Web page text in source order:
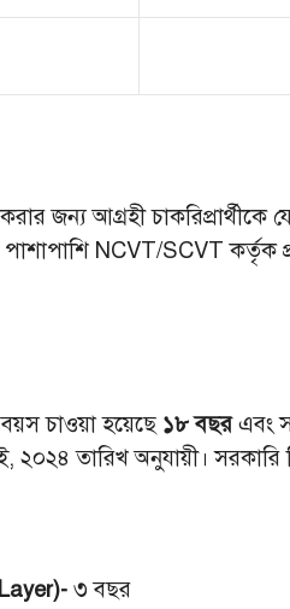
জন্য আগ্রহী চাকরিপ্রার্থীকে
NCVT/SCVT কর্তৃক
চাওয়া হয়েছে ১৮ বছরএবং
তারিখ অনুযায়ী। সরকারি
৩ বছর